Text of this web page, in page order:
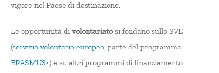
vigore nel Paese di destinazione.
Le opportunità divolontariatosi fondano sullo SVE
(servizio volontario europeo, parte del programma
ERASMUS+) e su altri programmi di finanziamento